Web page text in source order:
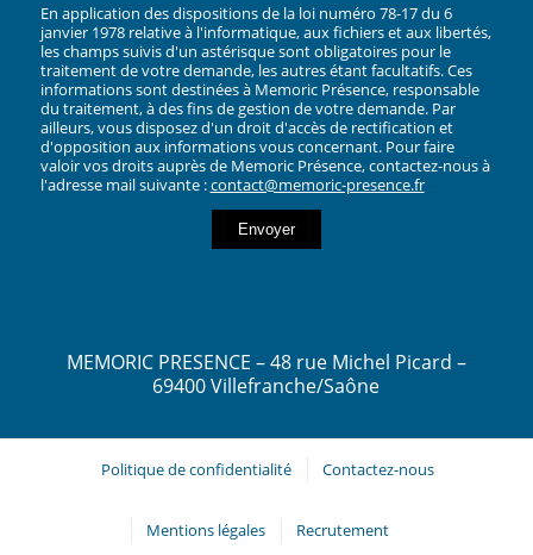
En application des dispositions de la loi numéro 78-17 du 6
janvier 1978 relative à l'informatique, aux fichiers et aux libertés,
les champs suivis d'un astérisque sont obligatoires pour le
traitement de votre demande, les autres étant facultatifs. Ces
informations sont destinées à Memoric Présence, responsable
du traitement, à des fins de gestion de votre demande. Par
ailleurs, vous disposez d'un droit d'accès de rectification et
d'opposition aux informations vous concernant. Pour faire
valoir vos droits auprès de Memoric Présence, contactez-nous à
l'adresse mail suivante :contact@memoric-presence.fr
MEMORIC PRESENCE – 48 rue Michel Picard –
69400 Villefranche/Saône
Politique de confidentialité Contactez-nous
Mentions légales Recrutement